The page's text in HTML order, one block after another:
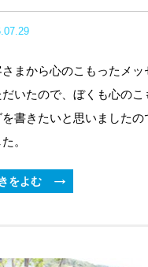
さまから心のこもったメッ
だいたので、ぼくも心のこ
を書きたいと思いましたの
。
をよむ